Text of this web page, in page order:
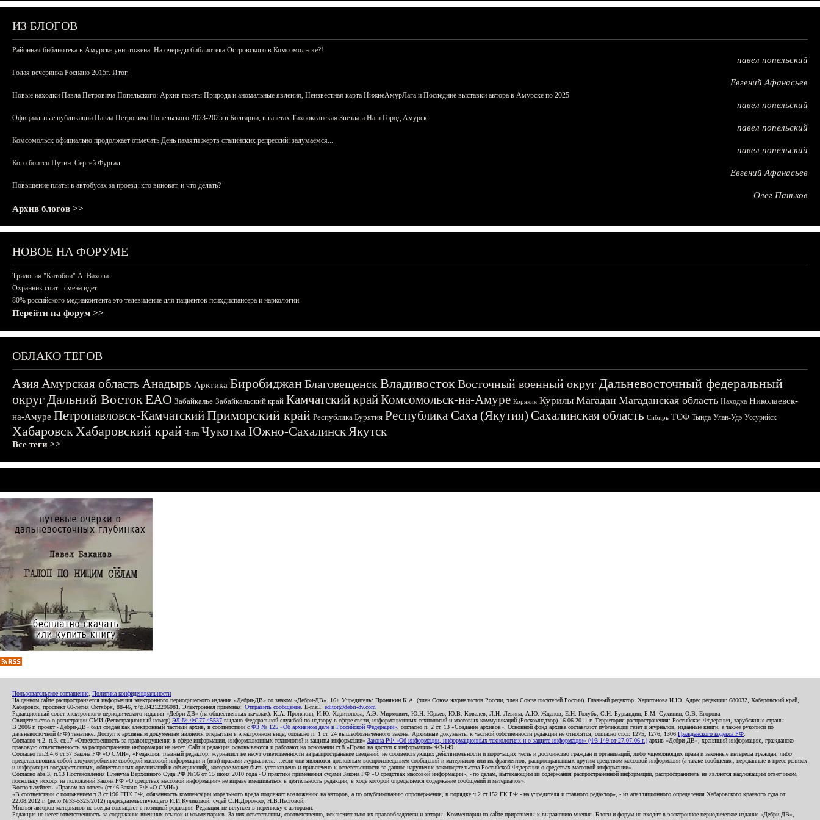
ИЗ БЛОГОВ
Районная библиотека в Амурске уничтожена. На очереди библиотека Островского в Комсомольске?!
павел попельский
Голая вечеринка Роснано 2015г. Итог.
Евгений Афанасьев
Новые находки Павла Петровича Попельского: Архив газеты Природа и аномальные явления, Неизвестная карта НижнеАмурЛага и Последние выставки автора в Амурске по 2025
павел попельский
Официальные публикации Павла Петровича Попельского 2023-2025 в Болгарии, в газетах Тихоокеанская Звезда и Наш Город Амурск
павел попельский
Комсомольск официально продолжает отмечать День памяти жертв сталинских репрессий: задумаемся...
павел попельский
Кого боится Путин: Сергей Фургал
Евгений Афанасьев
Повышение платы в автобусах за проезд: кто виноват, и что делать?
Олег Паньков
Архив блогов >>
НОВОЕ НА ФОРУМЕ
Трилогия "Китобои" А. Вахова.
Охранник спит - смена идёт
80% российского медиаконтента это телевидение для пациентов психдиспансера и наркологии.
Перейти на форум >>
ОБЛАКО ТЕГОВ
АзияАмурская область Анадырь Арктика БиробиджанБлаговещенскВладивостокВосточный военный округДальневосточный федеральный
округДальний ВостокЕАО Забайкалье Забайкальский край Камчатский крайКомсомольск-на-Амуре Корякия Курилы Магадан Магаданская область Находка Николаевск-
на-Амуре Петропавловск-КамчатскийПриморский край Республика Бурятия Республика Саха (Якутия) Сахалинская область Сибирь ТОФ Тында Улан-Удэ Уссурийск
ХабаровскХабаровский край Чита ЧукоткаЮжно-СахалинскЯкутск
Все теги >>
Пользовательское соглашение Политика конфиденциальности
На данном сайте распространяется информация электронного периодического издания «Дебри-ДВ» со знаком «Дебри-ДВ». 16+ Учредитель: Пронякин К.А. (член Союза журналистов России, член Союза писателей России). Главный редактор: Харитонова И.Ю. Адрес редакции: 680032, Хабаровский край,
Хабаровск, проспект 60-летия Октября, 88-46, т./ф.84212296081. Электронная приемная: Отправить сообщение . E-mail: editor@debri-dv.com
Редакционный совет электронного периодического издания «Дебри-ДВ» (на общественных началах): К.А. Пронякин, И.Ю. Харитонова, А.Э. Мирмович, Ю.Н. Юрьев, Ю.В. Ковалев, Л.Н. Левина, А.Ю. Жданов, Е.Н. Голубь, С.Н. Бурындин, Б.М. Сухинин, О.В. Егорова
Свидетельство о регистрации СМИ (Регистрационный номер) ЭЛ № ФС77-45537 выдано Федеральной службой по надзору в сфере связи, информационных технологий и массовых коммуникаций (Роскомнадзор) 16.06.2011 г. Территория распространения: Российская Федерация, зарубежные страны.
В 2006 г. проект «Дебри-ДВ» был создан как электронный частный архив, в соответствии с ФЗ № 125 «Об архивном деле в Российской Федерации» , согласно п. 2 ст. 13 «Создание архивов». Основной фонд архива составляют публикации газет и журналов, изданные книги, а также рукописи по
дальневосточной (РФ) тематике. Доступ к архивным документам является открытым в электронном виде, согласно п. 1 ст. 24 вышеобозначенного закона. Архивные документы к частной собственности редакции не относятся, согласно ст.ст. 1275, 1276, 1306 Гражданского кодекса РФ
Согласно ч.2. п.3. ст.17 «Ответственность за правонарушения в сфере информации, информационных технологий и защиты информации» Закона РФ «Об информации, информационных технологиях и о защите информации» (ФЗ-149 от 27.07.06 г.) архив «Дебри-ДВ», хранящий информацию, гражданско-
правовую ответственность за распространение информации не несет. Сайт и редакция основываются и работают на основании ст.8 «Право на доступ к информации» ФЗ-149.
Согласно пп.3,4,6 ст.57 Закона РФ «О СМИ», «Редакция, главный редактор, журналист не несут ответственности за распространение сведений, не соответствующих действительности и порочащих честь и достоинство граждан и организаций, либо ущемляющих права и законные интересы граждан, либо
представляющих собой злоупотребление свободой массовой информации и (или) правами журналиста: ...если они являются дословным воспроизведением сообщений и материалов или их фрагментов, распространенных другим средством массовой информации (а также сообщения, переданные в пресс-релизах
и информация государственных, общественных организаций и объединений), которое может быть установлено и привлечено к ответственности за данное нарушение законодательства Российской Федерации о средствах массовой информации».
Согласно абз.3, п.13 Постановления Пленума Верховного Суда РФ №16 от 15 июня 2010 года «О практике применения судами Закона РФ «О средствах массовой информации», «по делам, вытекающим из содержания распространенной информации, распространитель не является надлежащим ответчиком,
поскольку исходя из положений Закона РФ «О средствах массовой информации» не вправе вмешиваться в деятельность редакции, в ходе которой определяется содержание сообщений и материалов».
Воспользуйтесь «Правом на ответ» (ст.46 Закона РФ «О СМИ»).
«В соответствии с положением ч.3 ст.196 ГПК РФ, обязанность компенсации морального вреда подлежит возложению на авторов, а по опубликованию опровержения, в порядке ч.2 ст.152 ГК РФ - на учредителя и главного редактор», - из апелляционного определения Хабаровского краевого суда от
22.08.2012 г. (дело №33-5325/2012) председательствующего И.И.Куликовой, судей С.И.Дорожко, Н.В.Пестовой.
Мнения авторов материалов не всегда совпадают с позицией редакции. Редакция не вступает в переписку с авторами.
Редакция не несет ответственность за содержание внешних ссылок и комментариев. За них ответственны, соответственно, исключительно их правообладатели и авторы. Комментарии на сайте приравнены к выражению мнения. Блоги и форум не входят в электронное периодическое издание «Дебри-ДВ»,